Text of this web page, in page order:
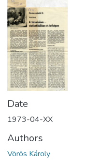
Date
1973-04-XX
Authors
Vörös Károly